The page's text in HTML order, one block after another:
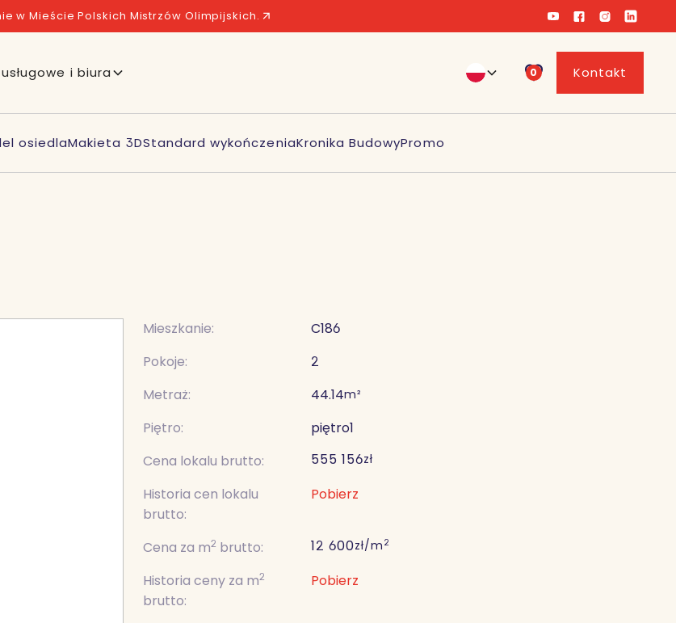
w Mieście Polskich Mistrzów Olimpijskich.
i biura 0 Kontakt
osiedlaMakieta 3DStandard wykończeniaKronika BudowyPromo
Mieszkanie:
C186
Pokoje:
2
Metraż:
44.14m²
Piętro: piętro1
Cena lokalu brutto:
555 156zł
Historia cen lokalu
brutto:
Pobierz
Cena za m2 brutto: 12 600zł/m 2
Historia ceny za m2
brutto:
Pobierz